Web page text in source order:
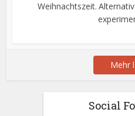
Weihnachtszeit.
Mehr
Social